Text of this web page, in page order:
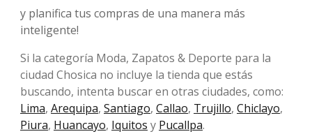
y planifica tus compras de una manera más
inteligente!
Si la categoría Moda, Zapatos & Deporte para la
ciudad Chosica no incluye la tienda que estás
buscando, intenta buscar en otras ciudades, como:
Lima, Arequipa, Santiago, Callao, Trujillo, Chiclayo,
Piura, Huancayo, Iquitos y Pucallpa.